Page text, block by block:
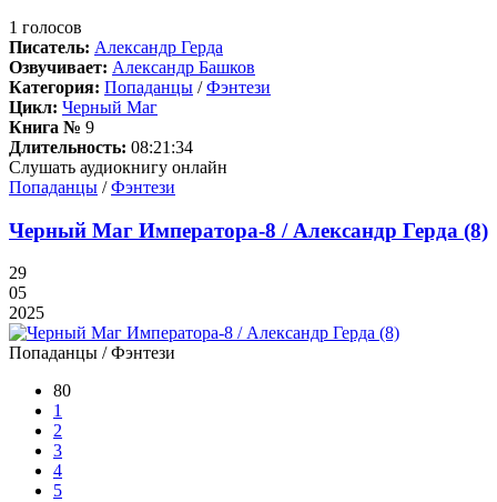
1 голосов
Писатель: Александр Герда
Озвучивает: Александр Башков
Категория: Попаданцы /Фэнтези
Цикл: Черный Маг
Книга № 9
Длительность: 08:21:34
Слушать аудиокнигу онлайн
Попаданцы /Фэнтези
Черный Маг Императора-8 / Александр Герда (8)
29
05
2025
Попаданцы / Фэнтези
80
1
2
3
4
5